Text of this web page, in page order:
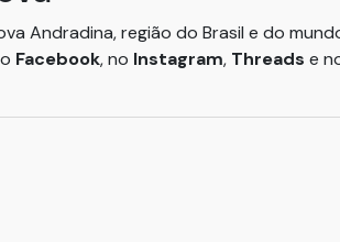
Andradina, região do Brasil e do
Facebook, no Instagram, Threads e